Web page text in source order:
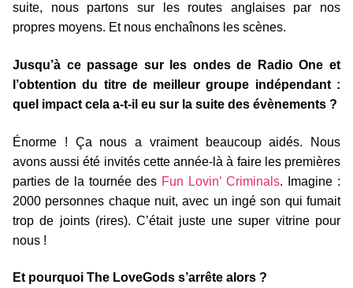
suite, nous partons sur les routes anglaises par nos
propres moyens. Et nous enchaînons les scènes.
Jusqu’à ce passage sur les ondes de Radio One et
l’obtention du titre de meilleur groupe indépendant :
quel impact cela a-t-il eu sur la suite des évènements ?
Énorme ! Ça nous a vraiment beaucoup aidés. Nous
avons aussi été invités cette année-là à faire les premières
parties de la tournée des Fun Lovin’ Criminals. Imagine :
2000 personnes chaque nuit, avec un ingé son qui fumait
trop de joints (rires). C’était juste une super vitrine pour
nous !
Et pourquoi The LoveGods s’arrête alors ?